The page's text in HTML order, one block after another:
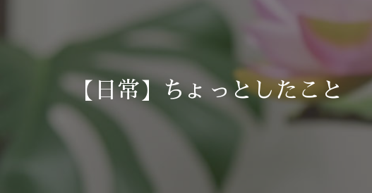
【日常】ちょっとしたこと